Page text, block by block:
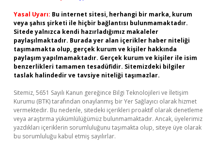
Yasal Uyarı: Bu internet sitesi, herhangi bir marka, kurum
veya şahıs şirketi ile hiçbir bağlantısı bulunmamaktadır.
Sitede yalnızca kendi hazırladığımız makaleler
paylaşılmaktadır. Burada yer alan içerikler haber niteliği
taşımamakta olup, gerçek kurum ve kişiler hakkında
paylaşım yapılmamaktadır. Gerçek kurum ve kişiler ile isim
benzerlikleri tamamen tesadüfidir. Sitemizdeki bilgiler
taslak halindedir ve tavsiye niteliği taşımazlar.
Sitemiz, 5651 Sayılı Kanun gereğince Bilgi Teknolojileri ve İletişim
Kurumu (BTK) tarafından onaylanmış bir Yer Sağlayıcı olarak hizmet
vermektedir. Bu nedenle, sitedeki içerikleri proaktif olarak denetleme
veya araştırma yükümlülüğümüz bulunmamaktadır. Ancak, üyelerimiz
yazdıkları içeriklerin sorumluluğunu taşımakta olup, siteye üye olarak
bu sorumluluğu kabul etmiş sayılırlar.